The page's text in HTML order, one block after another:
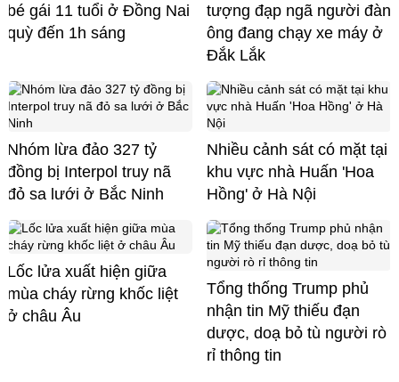
bé gái 11 tuổi ở Đồng Nai
quỳ đến 1h sáng
tượng đạp ngã người đàn
ông đang chạy xe máy ở
Đắk Lắk
Nhóm lừa đảo 327 tỷ
đồng bị Interpol truy nã
đỏ sa lưới ở Bắc Ninh
Nhiều cảnh sát có mặt tại
khu vực nhà Huấn 'Hoa
Hồng' ở Hà Nội
Lốc lửa xuất hiện giữa
mùa cháy rừng khốc liệt
ở châu Âu
Tổng thống Trump phủ
nhận tin Mỹ thiếu đạn
dược, doạ bỏ tù người rò
rỉ thông tin